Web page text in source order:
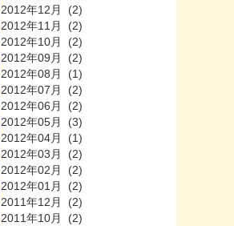
2012年12月 (2)
2012年11月 (2)
2012年10月 (2)
2012年09月 (2)
2012年08月 (1)
2012年07月 (2)
2012年06月 (2)
2012年05月 (3)
2012年04月 (1)
2012年03月 (2)
2012年02月 (2)
2012年01月 (2)
2011年12月 (2)
2011年10月 (2)